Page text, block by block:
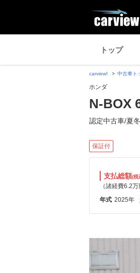
トップ
carview! 中古車ト
ホンダ
N-BOX
認定中古車/夏
保証付
支払総額(税
（諸経費6.2万
年式 2025年